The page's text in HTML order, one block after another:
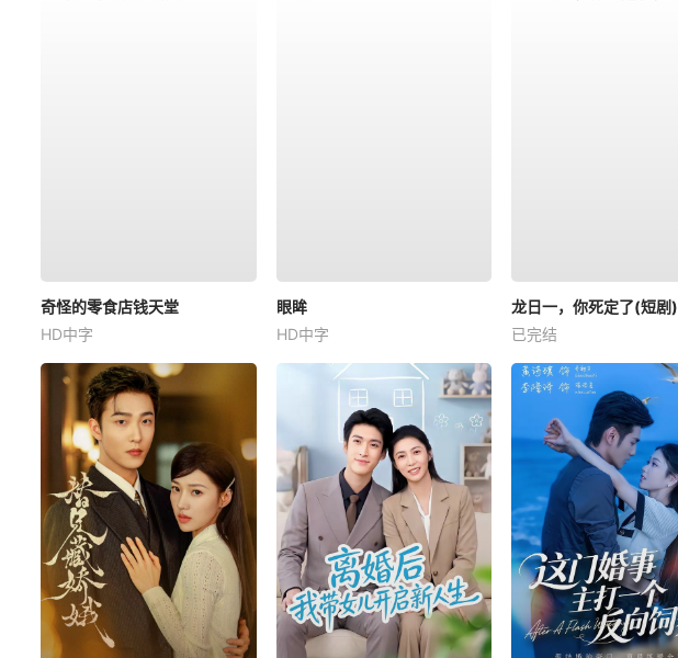
奇怪的零食店钱天堂
HD中字
眼眸
HD中字
龙日一，你死定了(短剧)
已完结